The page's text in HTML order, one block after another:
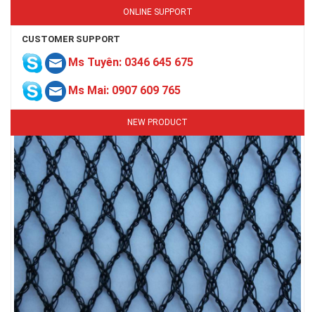
ONLINE SUPPORT
CUSTOMER SUPPORT
Ms Tuyên: 0346 645 675
Ms Mai: 0907 609 765
NEW PRODUCT
LƯỚI CHE NẮNG
LƯỚI CHẮN CHIM